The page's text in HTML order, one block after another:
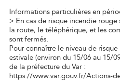
Informations particulières en
> En cas de risque incendie
la route, le téléphérique, et les
sont fermés.
Pour connaître le niveau de
estivale (environ du 15/06 au 15/
de la préfecture du Var :
https://www.var.gouv.fr/Actions-